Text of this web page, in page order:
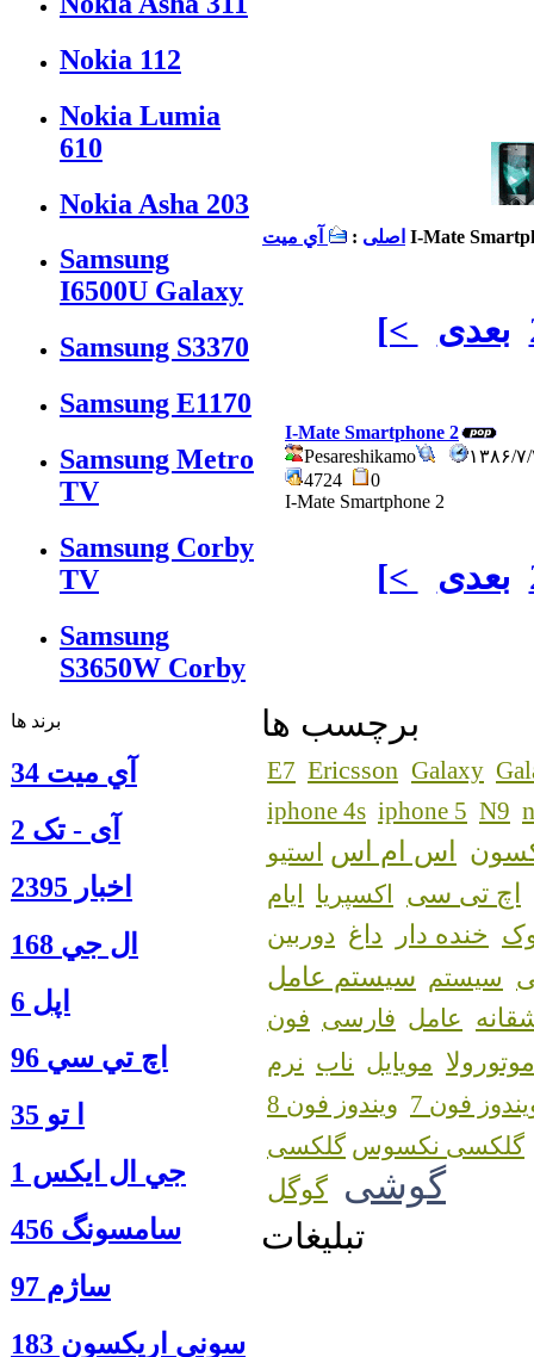
Nokia 112
Nokia Lumia
610
Nokia Asha 203
Samsung
I6500U Galaxy
Samsung S3370
Samsung E1170
Samsung Metro
TV
Samsung Corby
TV
Samsung
S3650W Corby
برند ها
آي ميت 34
آی - تک 2
اخبار 2395
ال جي 168
اپل 6
اچ تي سي 96
ا‍ تو 35
جي ال ايكس 1
سامسونگ 456
ساژم 97
سوني اريكسون 183
اصلی : آي ميت I-Mate
[< بعدی
I-Mate Smartphone 2
Pesareshikamo
۲۰:۲۸
4724
0
I-Mate Smartphone 2
[< بعدی
برچسب ها
E7 Ericsson Galaxy
iphone 4s iphone 5 N9
اس ام اس استیو
اچ تی سی اکسپریا ایام
خنده دار داغ دوربین
سیستم سیستم عامل
عامل فارسی فون
موتورولا مویایل ناب نرم
فون 7
ویندوز فون 8
گلکسی نکسوس
گوشی گوگل
تبلیغات